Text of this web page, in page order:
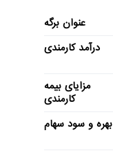
عنوان برگه
درآمد کارمندی
مزایای بیمه
کارمندی
بهره و سود سهام